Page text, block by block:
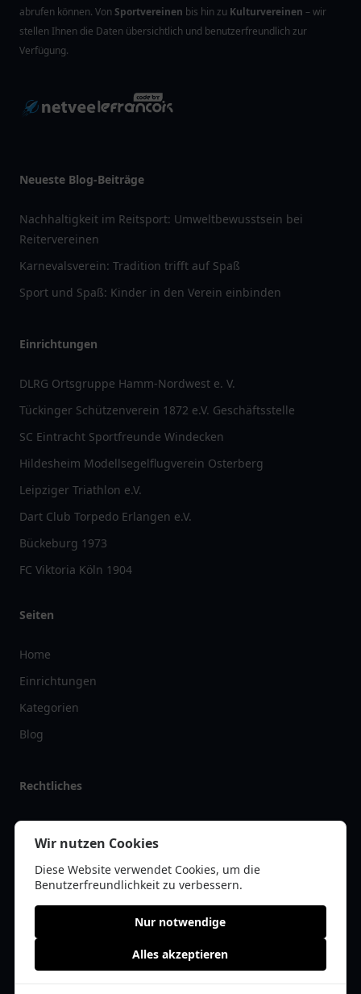
abrufen können. VonSportvereinen bis hin zu Kulturvereinen – wir
stellen Ihnen die Daten übersichtlich und benutzerfreundlich zur
Verfügung.
Neueste Blog-Beiträge
Nachhaltigkeit im Reitsport: Umweltbewusstsein bei
Reitervereinen
Karnevalsverein: Tradition trifft auf Spaß
Sport und Spaß: Kinder in den Verein einbinden
Einrichtungen
DLRG Ortsgruppe Hamm-Nordwest e. V.
Tückinger Schützenverein 1872 e.V. Geschäftsstelle
SC Eintracht Sportfreunde Windecken
Hildesheim Modellsegelflugverein Osterberg
Leipziger Triathlon e.V.
Dart Club Torpedo Erlangen e.V.
Bückeburg 1973
FC Viktoria Köln 1904
Seiten
Home
Einrichtungen
Kategorien
Blog
Rechtliches
Impressum
Datenschutz
Kontakt
© 2026 vereinlist.de | Alle Rechte vorbehalten | * =Affiliate-Links /
Wir nutzen Cookies
Diese Website verwendet Cookies, um die
Benutzerfreundlichkeit zu verbessern.
Nur notwendige
Alles akzeptieren